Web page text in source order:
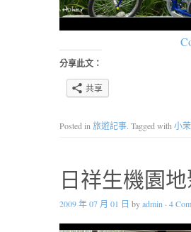
分享此文：
共享
Posted in 旅遊記事. Tagged with 小
日祥生機園
2009 年 07 月 01 日 byadmin · 4